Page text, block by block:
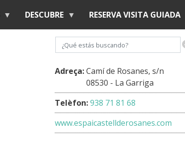
al
contenido
principal
DESCUBRE RESERVA VISITA GUIADA
Buscar
Adreça:Camí de Rosanes, s/n
08530 - La Garriga
Telèfon:938 71 81 68
www.espaicastellderosanes.com